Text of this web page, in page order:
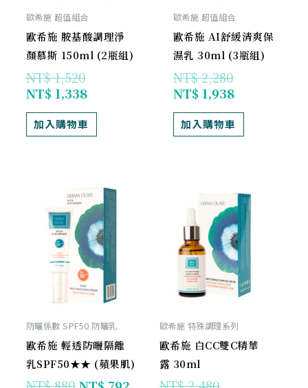
歐希施 超值組合
歐希施 胺基酸調理淨
顏慕斯 150ml (2瓶組)
NT$1,520
NT$ 1,338
加入購物車
歐希施 超值組合
歐希施 AI舒緩清爽保
濕乳 30ml (3瓶組)
NT$2,280
NT$ 1,938
加入購物車
防曬係數 SPF50 防曬乳
歐希施 輕透防曬隔離
乳SPF50★★ (蘋果肌)
始
價
格：
NT$ 880。NT$ 792。
歐希施 特殊調理系列
歐希施 白CC雙C精華
露 30ml
始
價
格：
NT$ 2,480。
前
價
格：
NT$ 2,232。